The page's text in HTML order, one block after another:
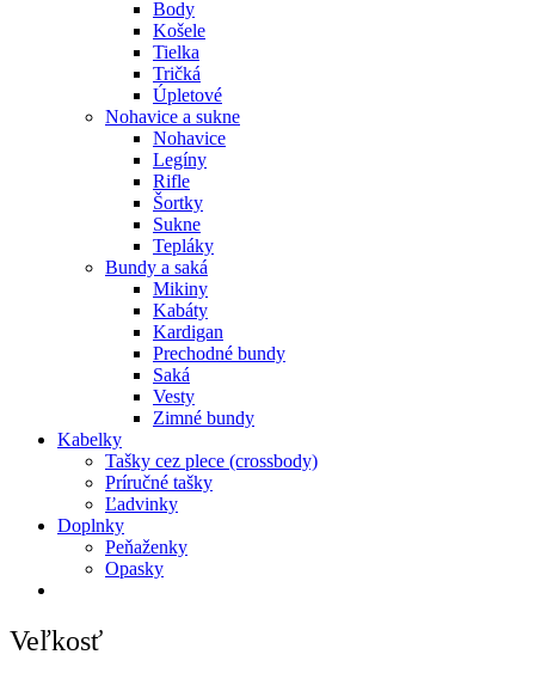
Body
Košele
Tielka
Tričká
Úpletové
Nohavice a sukne
Nohavice
Legíny
Rifle
Šortky
Sukne
Tepláky
Bundy a saká
Mikiny
Kabáty
Kardigan
Prechodné bundy
Saká
Vesty
Zimné bundy
Kabelky
Tašky cez plece (crossbody)
Príručné tašky
Ľadvinky
Doplnky
Peňaženky
Opasky
Veľkosť